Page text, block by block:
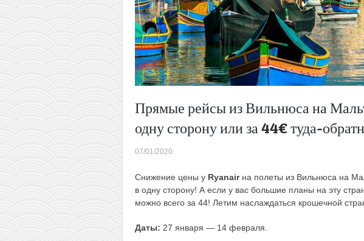
Прямые рейсы из Вильнюса на
одну сторону или за 44€ туда-
07/01/2020
Снижение цены у Ryanairна полеты из Вильнюса на
в одну сторону! А если у вас большие планы на эту
можно всего за 44! Летим наслаждаться крошечной
Даты: 27 января — 14 февраля.